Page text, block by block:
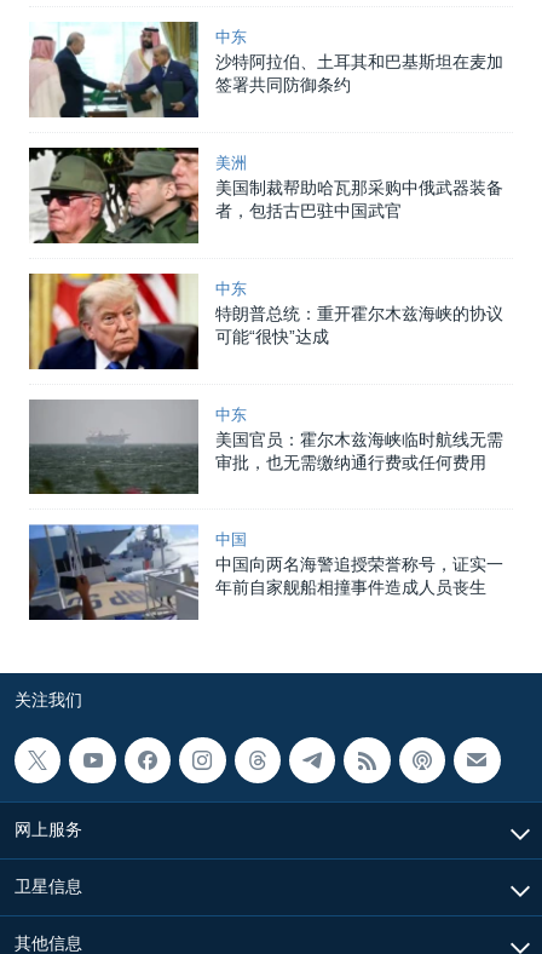
中东
沙特阿拉伯、土耳其和巴基斯坦在麦加
签署共同防御条约
美洲
美国制裁帮助哈瓦那采购中俄武器装备
者，包括古巴驻中国武官
中东
特朗普总统：重开霍尔木兹海峡的协议
可能“很快”达成
中东
美国官员：霍尔木兹海峡临时航线无需
审批，也无需缴纳通行费或任何费用
中国
中国向两名海警追授荣誉称号，证实一
年前自家舰船相撞事件造成人员丧生
关注我们
网上服务
卫星信息
其他信息